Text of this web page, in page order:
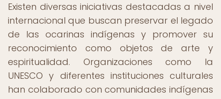
Existen diversas iniciativas destacadas a nivel
internacional que buscan preservar el legado
de las ocarinas indígenas y promover su
reconocimiento como objetos de arte y
espiritualidad. Organizaciones como la
UNESCO y diferentes instituciones culturales
han colaborado con comunidades indígenas